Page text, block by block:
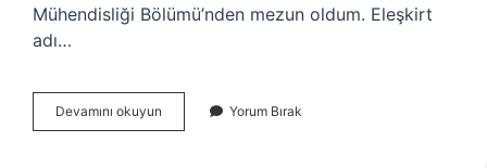
Mühendisliği Bölümü’nden mezun oldum. Eleşkirt
adı…
Devamını okuyun
Ismi
Yorum Bırak